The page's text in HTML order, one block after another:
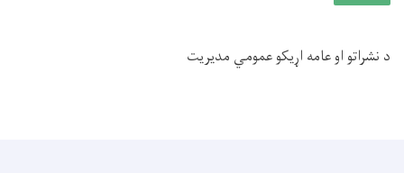
د نشراتو او عامه اړیکو عمومي مدیریت